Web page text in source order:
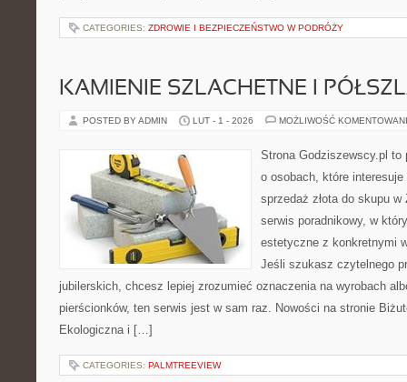
CATEGORIES: ZDROWIE I BEZPIECZEŃSTWO W PODRÓŻY
KAMIENIE SZLACHETNE I
POSTED BY ADMIN LUT - 1 - 2026 MOŻLIWOŚĆ
Strona Godziszewscy.pl
o osobach, które
sprzedaż złota do skupu
serwis poradnikowy, w
estetyczne z konkretnymi
Jeśli szukasz czytelnego
jubilerskich, chcesz lepiej zrozumieć oznaczenia na wyrobach
pierścionków, ten serwis jest w sam raz. Nowości na stronie
Ekologiczna i […]
CATEGORIES: PALMTREEVIEW